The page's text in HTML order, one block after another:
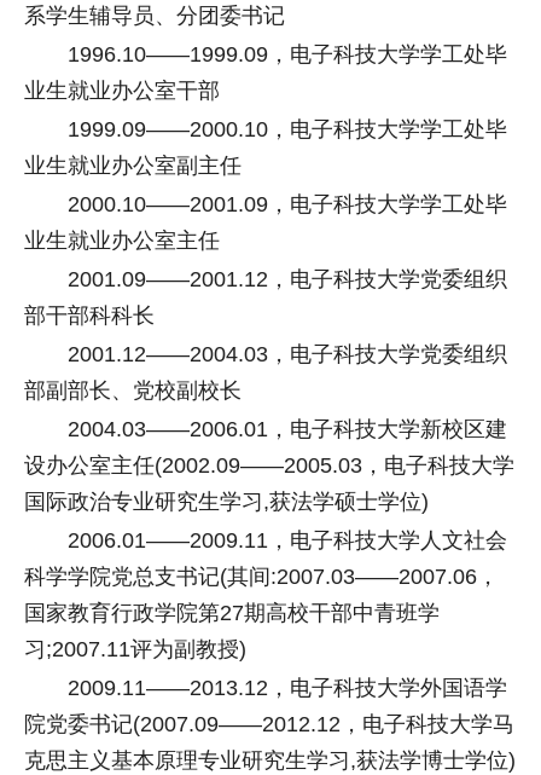
系学生辅导员、分团委书记
1996.10——1999.09，电子科技大学学工处毕
业生就业办公室干部
1999.09——2000.10，电子科技大学学工处毕
业生就业办公室副主任
2000.10——2001.09，电子科技大学学工处毕
业生就业办公室主任
2001.09——2001.12，电子科技大学党委组织
部干部科科长
2001.12——2004.03，电子科技大学党委组织
部副部长、党校副校长
2004.03——2006.01，电子科技大学新校区建
设办公室主任(2002.09——2005.03，电子科技大学
国际政治专业研究生学习,获法学硕士学位)
2006.01——2009.11，电子科技大学人文社会
科学学院党总支书记(其间:2007.03——2007.06，
国家教育行政学院第27期高校干部中青班学
习;2007.11评为副教授)
2009.11——2013.12，电子科技大学外国语学
院党委书记(2007.09——2012.12，电子科技大学马
克思主义基本原理专业研究生学习,获法学博士学位)